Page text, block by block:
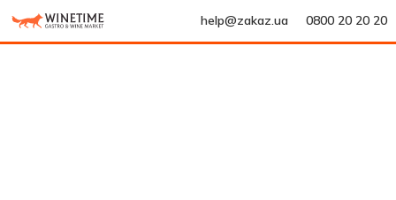
help@zakaz.ua 0800 20 20 20